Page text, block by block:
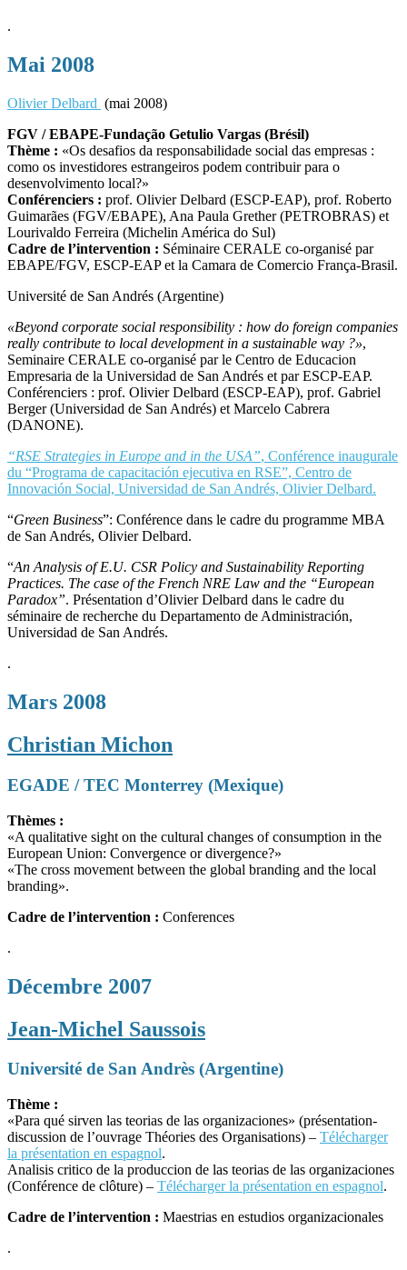
.
Mai 2008
Olivier Delbard (mai 2008)
FGV / EBAPE-Fundação Getulio Vargas (Brésil)
Thème : «Os desafios da responsabilidade social das empresas :
como os investidores estrangeiros podem contribuir para o
desenvolvimento local?»
Conférenciers : prof. Olivier Delbard (ESCP-EAP), prof. Roberto
Guimarães (FGV/EBAPE), Ana Paula Grether (PETROBRAS) et
Lourivaldo Ferreira (Michelin América do Sul)
Cadre de l’intervention : Séminaire CERALE co-organisé par
EBAPE/FGV, ESCP-EAP et la Camara de Comercio França-Brasil.
Université de San Andrés (Argentine)
«Beyond corporate social responsibility : how do foreign companies
really contribute to local development in a sustainable way ?»,
Seminaire CERALE co-organisé par le Centro de Educacion
Empresaria de la Universidad de San Andrés et par ESCP-EAP.
Conférenciers : prof. Olivier Delbard (ESCP-EAP), prof. Gabriel
Berger (Universidad de San Andrés) et Marcelo Cabrera
(DANONE).
“RSE Strategies in Europe and in the USA”, Conférence inaugurale
du “Programa de capacitación ejecutiva en RSE”, Centro de
Innovación Social, Universidad de San Andrés, Olivier Delbard.
“Green Business”: Conférence dans le cadre du programme MBA
de San Andrés, Olivier Delbard.
“An Analysis of E.U. CSR Policy and Sustainability Reporting
Practices. The case of the French NRE Law and the “European
Paradox”. Présentation d’Olivier Delbard dans le cadre du
séminaire de recherche du Departamento de Administración,
Universidad de San Andrés.
.
Mars 2008
Christian Michon
EGADE / TEC Monterrey (Mexique)
Thèmes :
«A qualitative sight on the cultural changes of consumption in the
European Union: Convergence or divergence?»
«The cross movement between the global branding and the local
branding».
Cadre de l’intervention : Conferences
.
Décembre 2007
Jean-Michel Saussois
Université de San Andrès (Argentine)
Thème :
«Para qué sirven las teorias de las organizaciones» (présentation-
discussion de l’ouvrage Théories des Organisations) – Télécharger
la présentation en espagnol.
Analisis critico de la produccion de las teorias de las organizaciones
(Conférence de clôture) – Télécharger la présentation en espagnol.
Cadre de l’intervention : Maestrias en estudios organizacionales
.